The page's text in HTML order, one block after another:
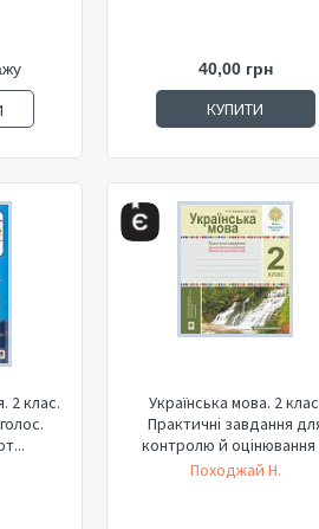
40,00 грн
КУПИТИ
2 клас.
Українська мова. 2
Практичні завдання
контролю й оцінювання
Походжай Н.